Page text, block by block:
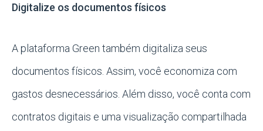
Digitalize os documentos físicos
A plataforma Green também digitaliza seus
documentos físicos. Assim, você economiza com
gastos desnecessários. Além disso, você conta com
contratos digitais e uma visualização compartilhada